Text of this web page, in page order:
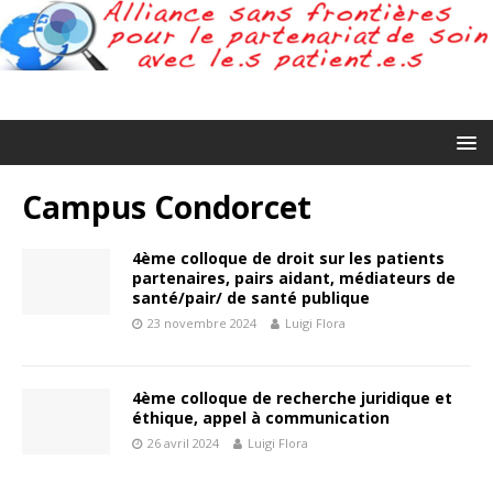
Campus Condorcet
4ème colloque de droit sur les patients
partenaires, pairs aidant, médiateurs de
santé/pair/ de santé publique
23 novembre 2024 Luigi Flora
4ème colloque de recherche juridique et
éthique, appel à communication
26 avril 2024 Luigi Flora